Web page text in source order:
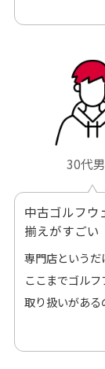
30代
中古ゴルフウ
揃えがすごい
専門店というだ
ここまでゴル
取り扱いがある